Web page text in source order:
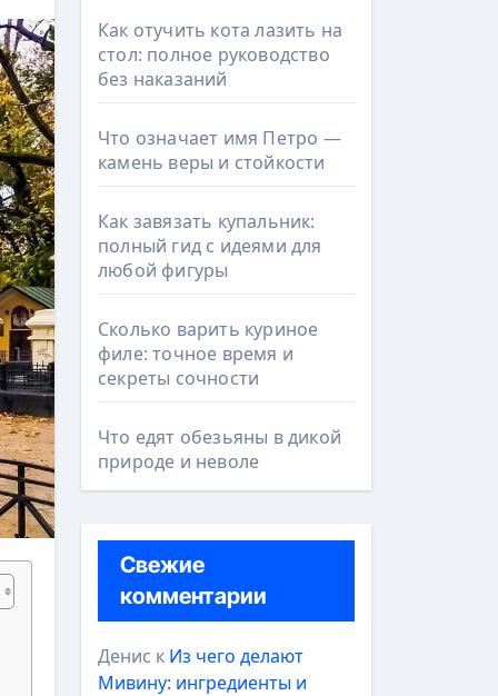
Как отучить кота лазить на
стол: полное руководство
без наказаний
Что означает имя Петро —
камень веры и стойкости
Как завязать купальник:
полный гид с идеями для
любой фигуры
Сколько варить куриное
филе: точное время и
секреты сочности
Что едят обезьяны в дикой
природе и неволе
Свежие
комментарии
Денис к Из чего делают
Мивину: ингредиенты и